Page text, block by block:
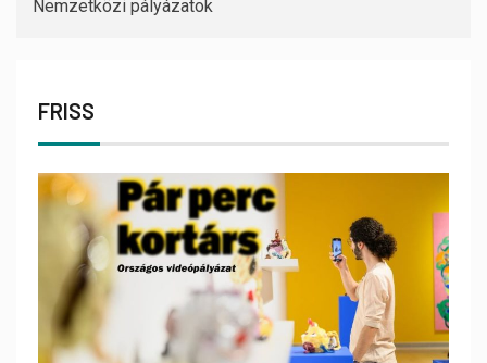
Nemzetközi pályázatok
FRISS